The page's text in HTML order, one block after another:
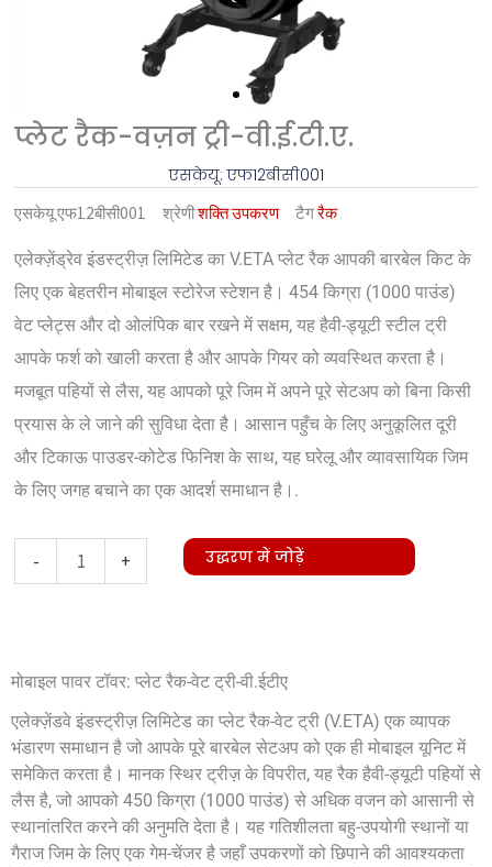
प्लेट रैक-वज़न ट्री-वी.ई.टी.ए.
एसकेयू: एफ12बीसी001
एसकेयूएफ12बीसी001 श्रेणीशक्ति उपकरण टैगरैक
एलेक्ज़ेंड्रेव इंडस्ट्रीज़ लिमिटेड का V.ETA प्लेट रैक आपकी बारबेल किट के
लिए एक बेहतरीन मोबाइल स्टोरेज स्टेशन है। 454 किग्रा (1000 पाउंड)
वेट प्लेट्स और दो ओलंपिक बार रखने में सक्षम, यह हैवी-ड्यूटी स्टील ट्री
आपके फर्श को खाली करता है और आपके गियर को व्यवस्थित करता है।
मजबूत पहियों से लैस, यह आपको पूरे जिम में अपने पूरे सेटअप को बिना किसी
प्रयास के ले जाने की सुविधा देता है। आसान पहुँच के लिए अनुकूलित दूरी
और टिकाऊ पाउडर-कोटेड फिनिश के साथ, यह घरेलू और व्यावसायिक जिम
के लिए जगह बचाने का एक आदर्श समाधान है।.
-
Rack-
V.ETA
मात्रा
+ उद्धरण में जोड़ें
मोबाइल पावर टॉवर: प्लेट रैक-वेट ट्री-वी.ईटीए
एलेक्ज़ेंडवे इंडस्ट्रीज़ लिमिटेड का प्लेट रैक-वेट ट्री (V.ETA) एक व्यापक
भंडारण समाधान है जो आपके पूरे बारबेल सेटअप को एक ही मोबाइल यूनिट में
समेकित करता है। मानक स्थिर ट्रीज़ के विपरीत, यह रैक हैवी-ड्यूटी पहियों से
लैस है, जो आपको 450 किग्रा (1000 पाउंड) से अधिक वजन को आसानी से
स्थानांतरित करने की अनुमति देता है। यह गतिशीलता बहु-उपयोगी स्थानों या
गैराज जिम के लिए एक गेम-चेंजर है जहाँ उपकरणों को छिपाने की आवश्यकता